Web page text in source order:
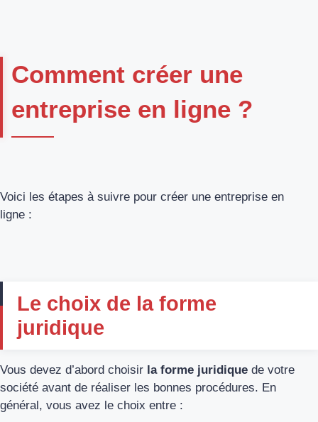
Comment créer une
entreprise en ligne ?
Voici les étapes à suivre pour créer une entreprise en
ligne :
Le choix de la forme
juridique
Vous devez d’abord choisir la forme juridique de votre
société avant de réaliser les bonnes procédures. En
général, vous avez le choix entre :